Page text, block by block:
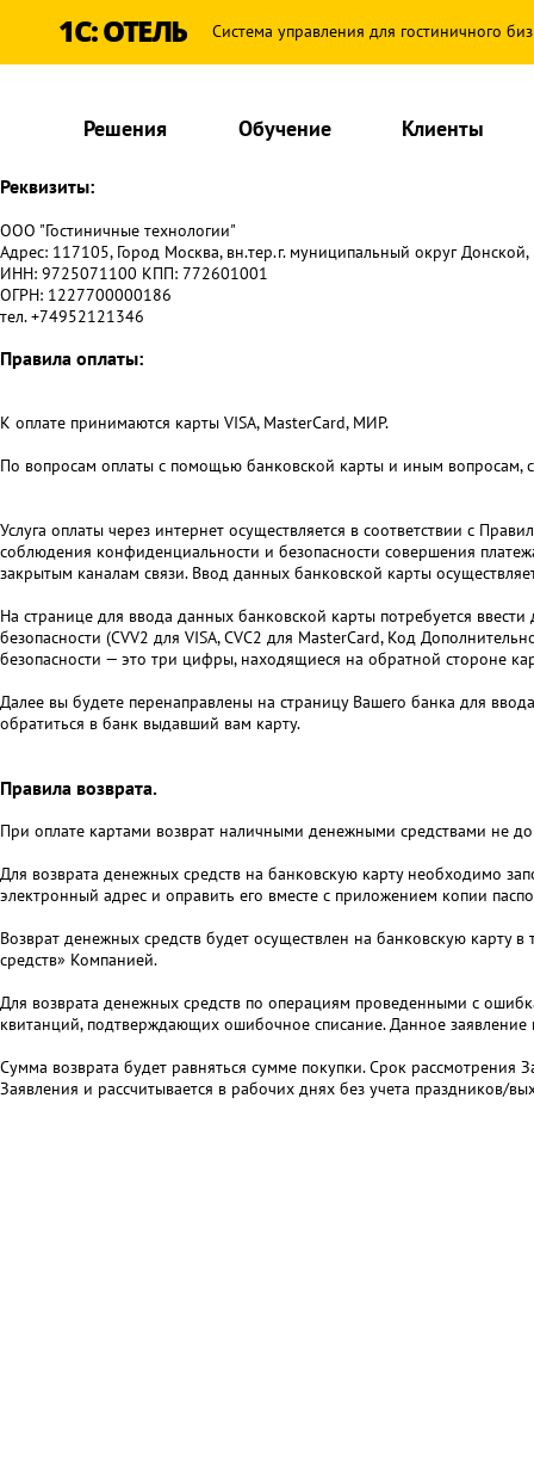
1С: ОТЕЛЬ Система управления для гостиничного
Решения Обучение Клиенты
Реквизиты:
ООО "Гостиничные технологии"
Адрес: 117105, Город Москва, вн.тер.г. муниципальный округ
ИНН: 9725071100 КПП: 772601001
ОГРН: 1227700000186
тел. +74952121346
Правила оплаты:
К оплате принимаются карты VISA, MasterCard, МИР.
По вопросам оплаты с помощью банковской карты и иным вопросам,
Услуга оплаты через интернет осуществляется в соответствии с
соблюдения конфиденциальности и безопасности совершения
закрытым каналам связи. Ввод данных банковской карты
На странице для ввода данных банковской карты потребуется
безопасности (CVV2 для VISA, CVC2 для MasterCard, Код
безопасности — это три цифры, находящиеся на обратной стороне
Далее вы будете перенаправлены на страницу Вашего банка для
обратиться в банк выдавший вам карту.
Правила возврата.
При оплате картами возврат наличными денежными средствами не
Для возврата денежных средств на банковскую карту необходимо
электронный адрес и оправить его вместе с приложением копии
Возврат денежных средств будет осуществлен на банковскую карту
средств» Компанией.
Для возврата денежных средств по операциям проведенными с
квитанций, подтверждающих ошибочное списание. Данное
Сумма возврата будет равняться сумме покупки. Срок рассмотрения
Заявления и рассчитывается в рабочих днях без учета праздников/